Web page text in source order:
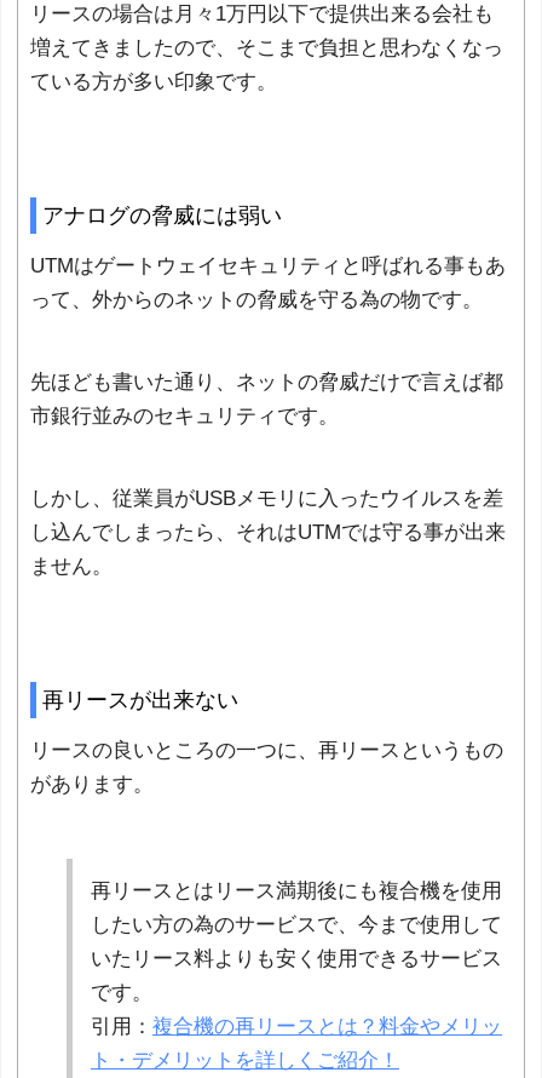
リースの場合は月々1万円以下で提供出来る会社も
増えてきましたので、そこまで負担と思わなくなっ
ている方が多い印象です。
アナログの脅威には弱い
UTMはゲートウェイセキュリティと呼ばれる事もあ
って、外からのネットの脅威を守る為の物です。
先ほども書いた通り、ネットの脅威だけで言えば都
市銀行並みのセキュリティです。
しかし、従業員がUSBメモリに入ったウイルスを差
し込んでしまったら、それはUTMでは守る事が出来
ません。
再リースが出来ない
リースの良いところの一つに、再リースというもの
があります。
再リースとはリース満期後にも複合機を使用
したい方の為のサービスで、今まで使用して
いたリース料よりも安く使用できるサービス
です。
引用： 複合機の再リースとは？料金やメリッ
ト・デメリットを詳しくご紹介！